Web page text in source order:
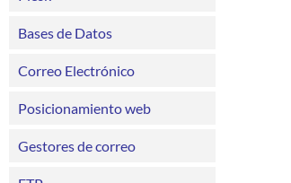
Bases de Datos
Correo Electrónico
Posicionamiento web
Gestores de correo